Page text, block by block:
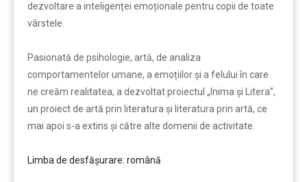
dezvoltare a inteligenței emoționale pentru copii de toate
vârstele.
Pasionată de psihologie, artă, de analiza
comportamentelor umane, a emoțiilor și a felului în care
ne creăm realitatea, a dezvoltat proiectul „Inima și Litera”,
un proiect de artă prin literatura și literatura prin artă, ce
mai apoi s-a extins și către alte domenii de activitate.
Limba de desfășurare: română